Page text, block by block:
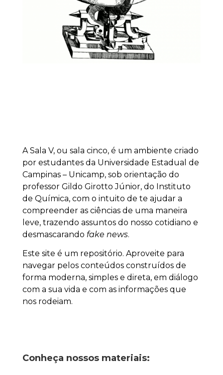
A Sala V, ou sala cinco, é um ambiente criado
por estudantes da Universidade Estadual de
Campinas – Unicamp, sob orientação do
professor Gildo Girotto Júnior, do Instituto
de Química, com o intuito de te ajudar a
compreender as ciências de uma maneira
leve, trazendo assuntos do nosso cotidiano e
desmascarando fake news.
Este site é um repositório. Aproveite para
navegar pelos conteúdos construídos de
forma moderna, simples e direta, em diálogo
com a sua vida e com as informações que
nos rodeiam.
Conheça nossos materiais: